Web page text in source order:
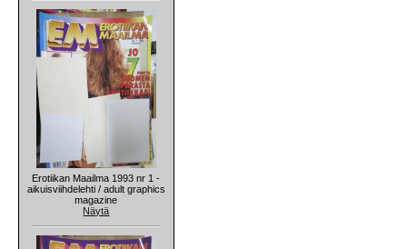
Erotiikan Maailma 1993 nr 1 -
aikuisviihdelehti / adult graphics
magazine
Näytä